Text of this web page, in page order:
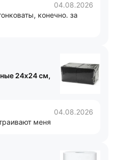
04.08.2026
конечно. за
24x24 см,
04.08.2026
меня